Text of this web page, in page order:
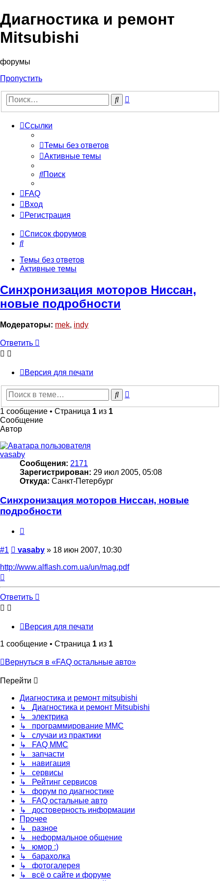
Диагностика и ремонт
Mitsubishi
форумы
Пропустить
Поиск
Ссылки
Темы без ответов
Активные темы
Поиск
FAQ
Вход
Регистрация
Список форумов
Поиск
Темы без ответов
Активные темы
Синхронизация моторов Ниссан,
новые подробности
Модераторы: mek, indy
Ответить
Версия для печати
Поиск
1 сообщение • Страница 1 из 1
Сообщение
Автор
vasaby
Сообщения: 2171
Зарегистрирован: 29 июл 2005, 05:08
Откуда: Санкт-Петербург
Синхронизация моторов Ниссан, новые
подробности
#1 Сообщение
vasaby » 18 июн 2007, 10:30
http://www.alflash.com.ua/un/mag.pdf
началу
Ответить
Версия для печати
1 сообщение • Страница 1 из 1
Вернуться в «FAQ остальные авто»
Перейти
Диагностика и ремонт mitsubishi
↳ Диагностика и ремонт Mitsubishi
↳ электрика
↳ программирование MMC
↳ случаи из практики
↳ FAQ MMC
↳ запчасти
↳ навигация
↳ сервисы
↳ Рейтинг сервисов
↳ форум по диагностике
↳ FAQ остальные авто
↳ достоверность информации
Прочее
↳ разное
↳ неформальное общение
↳ юмор :)
↳ барахолка
↳ фотогалерея
↳ всё о сайте и форуме